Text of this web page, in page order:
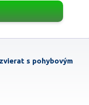
s pohybovým